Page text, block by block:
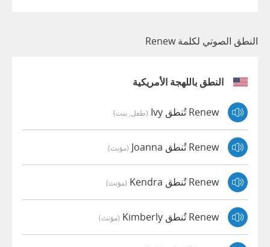
النطق الصوتي لكلمة Renew
النطق باللهجة الأمريكية
Renew تُنطق Ivy (طفل, بنت)
Renew تُنطق Joanna (مؤنث)
Renew تُنطق Kendra (مؤنث)
Renew تُنطق Kimberly (مؤنث)